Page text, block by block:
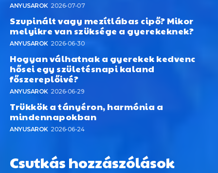
ANYUSAROK 2026-07-07
Szupinált vagy mezítlábas cipő? Mikor
melyikre van szüksége a gyerekeknek?
ANYUSAROK 2026-06-30
Hogyan válhatnak a gyerekek kedvenc
hősei egy születésnapi kaland
főszereplőivé?
ANYUSAROK 2026-06-29
Trükkök a tányéron, harmónia a
mindennapokban
ANYUSAROK 2026-06-24
Csutkás hozzászólások